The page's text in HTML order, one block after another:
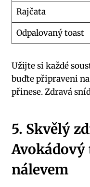
Rajčata
Odpalovaný toast
Užijte si každé
buďte připraveni
přinese. Zdravá
5. Skvělý
Avokádový
nálevem